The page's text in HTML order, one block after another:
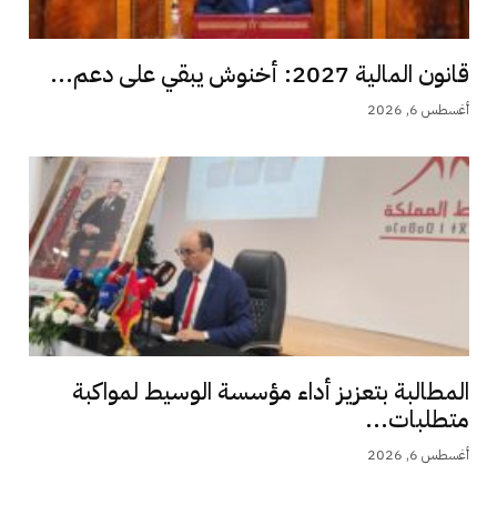
قانون المالية 2027: أخنوش يبقي على دعم...
أغسطس 6, 2026
المطالبة بتعزيز أداء مؤسسة الوسيط لمواكبة
متطلبات...
أغسطس 6, 2026